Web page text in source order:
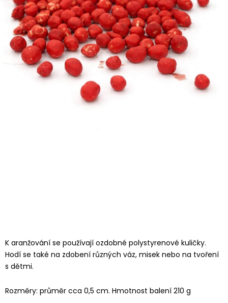
K aranžování se používají ozdobné polystyrenové kuličky.
Hodí se také na zdobení různých váz, misek nebo na tvoření
s dětmi.
Rozměry: průměr cca 0,5 cm. Hmotnost balení 210 g